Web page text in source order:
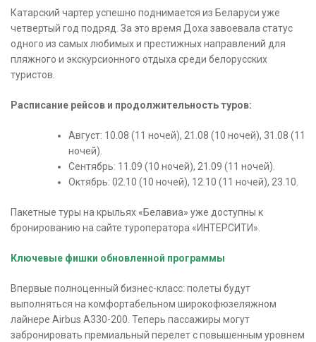
Катарский чартер успешно поднимается из Беларуси уже
четвертый год подряд. За это время Доха завоевала статус
одного из самых любимых и престижных направлений для
пляжного и экскурсионного отдыха среди белорусских
туристов.
Расписание рейсов и продолжительность туров:
Август: 10.08 (11 ночей), 21.08 (10 ночей), 31.08 (11
ночей).
Сентябрь: 11.09 (10 ночей), 21.09 (11 ночей).
Октябрь: 02.10 (10 ночей), 12.10 (11 ночей), 23.10.
Пакетные туры на крыльях «Белавиа» уже доступны к
бронированию на сайте туроператора «ИНТЕРСИТИ».
Ключевые фишки обновленной программы
Впервые полноценный бизнес-класс: полеты будут
выполняться на комфортабельном широкофюзеляжном
лайнере Airbus A330-200. Теперь пассажиры могут
забронировать премиальный перелет с повышенным уровнем